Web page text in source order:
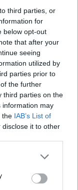
third parties, or
for
below opt-out
that after your
seeing
utilized by
parties prior to
the further
third parties on the
information may
the IAB’s List of
it to other
propres
de ce site web.
varier selon les
toujours prendre